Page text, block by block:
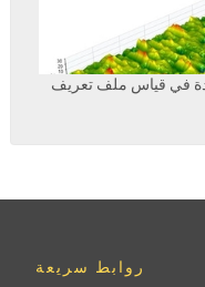
في قياس ملف تعريف
روابط سريعة